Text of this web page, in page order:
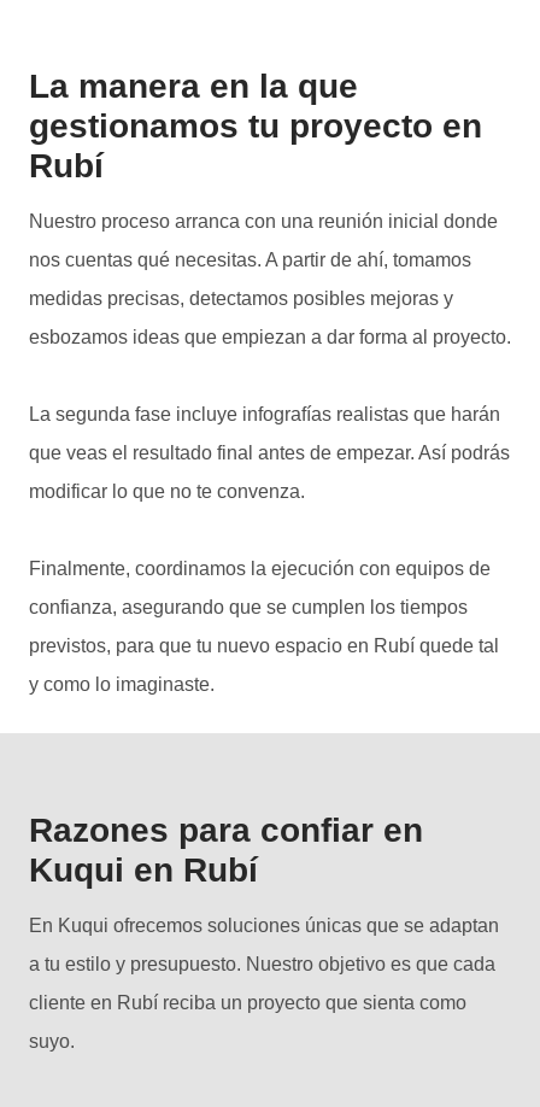
La manera en la que
gestionamos tu proyecto en
Rubí
Nuestro proceso arranca con una reunión inicial donde
nos cuentas qué necesitas. A partir de ahí, tomamos
medidas precisas, detectamos posibles mejoras y
esbozamos ideas que empiezan a dar forma al proyecto.
La segunda fase incluye infografías realistas que harán
que veas el resultado final antes de empezar. Así podrás
modificar lo que no te convenza.
Finalmente, coordinamos la ejecución con equipos de
confianza, asegurando que se cumplen los tiempos
previstos, para que tu nuevo espacio en Rubí quede tal
y como lo imaginaste.
Razones para confiar en
Kuqui en Rubí
En Kuqui ofrecemos soluciones únicas que se adaptan
a tu estilo y presupuesto. Nuestro objetivo es que cada
cliente en Rubí reciba un proyecto que sienta como
suyo.